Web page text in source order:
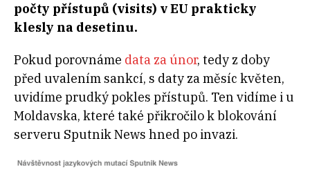
počty přístupů (visits) v EU prakticky
klesly na desetinu.
Pokud porovnáme data za únor, tedy z doby
před uvalením sankcí, s daty za měsíc květen,
uvidíme prudký pokles přístupů. Ten vidíme i u
Moldavska, které také přikročilo k blokování
serveru Sputnik News hned po invazi.